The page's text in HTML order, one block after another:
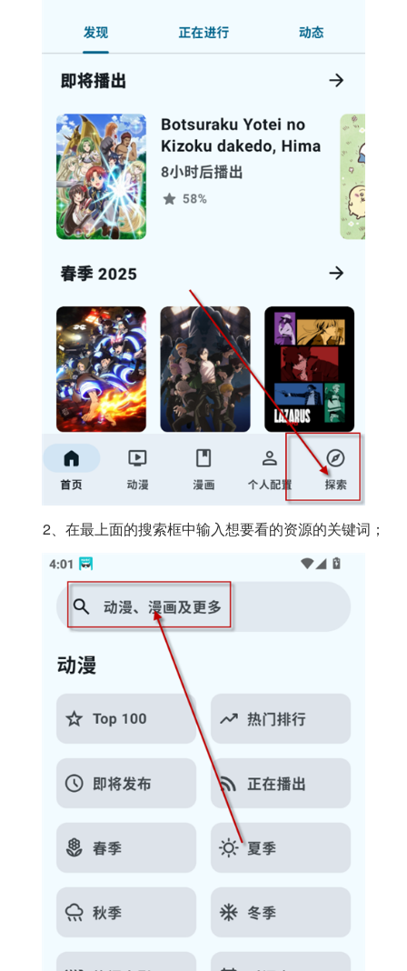
2、在最上面的搜索框中输入想要看的资源的关键词；